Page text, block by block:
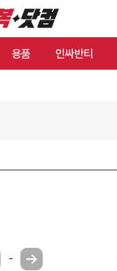
용품 인싸반티
-